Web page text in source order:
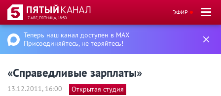
7 АВГ, ПЯТНИЦА, 18:50
ЭФИР
Теперь наш канал доступен в MAX
Присоединяйтесь, не теряйтесь!
«Справедливые зарплаты»
13.12.2011, 16:00 Открытая студия